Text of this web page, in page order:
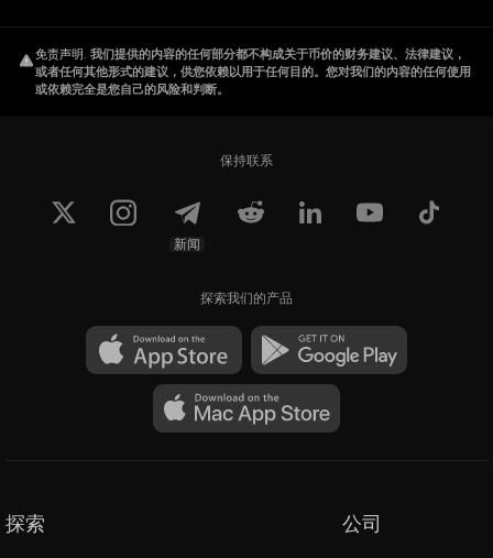
免责声明. 我们提供的内容的任何部分都不构成关于币价的财务建议、法律建议，
或者任何其他形式的建议，供您依赖以用于任何目的。您对我们的内容的任何使用
或依赖完全是您自己的风险和判断。
保持联系
新闻
探索我们的产品
探索 公司